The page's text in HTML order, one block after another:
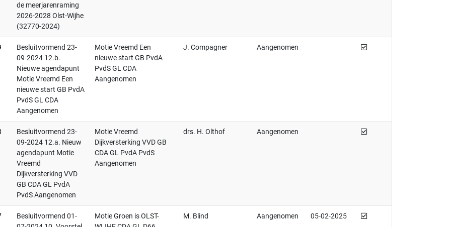
de meerjarenraming
2026-2028 Olst-Wijhe
(32770-2024)
Besluitvormend 23-
09-2024 12.b.
Nieuwe agendapunt
Motie Vreemd Een
nieuwe start GB PvdA
PvdS GL CDA
Aangenomen
Motie Vreemd Een
nieuwe start GB PvdA
PvdS GL CDA
Aangenomen
J. Compagner Aangenomen Afgedaan
Besluitvormend 23-
09-2024 12.a. Nieuw
agendapunt Motie
Vreemd
Dijkversterking VVD
GB CDA GL PvdA
PvdS Aangenomen
Motie Vreemd
Dijkversterking VVD GB
CDA GL PvdA PvdS
Aangenomen
drs. H. Olthof Aangenomen Afgedaan
Besluitvormend 01-
Motie Groen is OLST-
M. Blind Aangenomen 05-02-2025 Afgedaan